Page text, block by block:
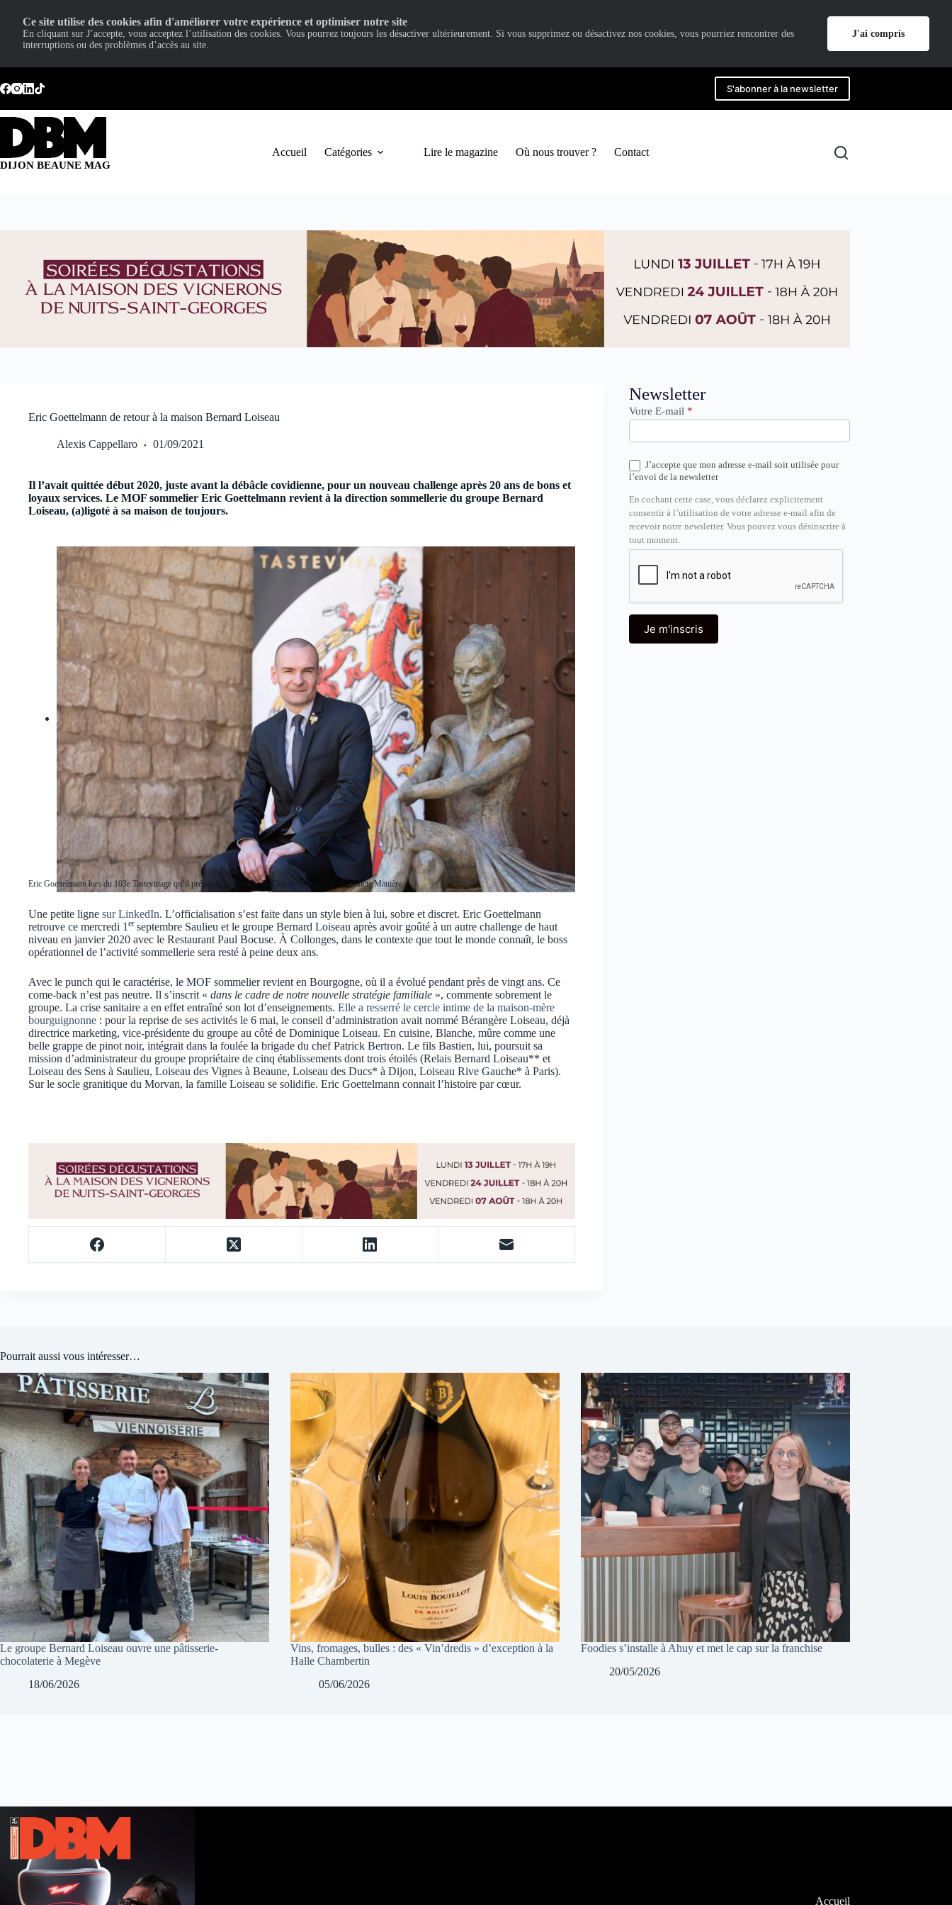
au
contenu
S'abonner à la newsletter
DIJON BEAUNE MAG
Accueil Catégories Lire le magazine Où nous trouver ? Contact
Eric Goettelmann de retour à la maison Bernard Loiseau
Alexis Cappellaro 01/09/2021
Il l’avait quittée début 2020, juste avant la débâcle covidienne, pour un nouveau challenge après 20 ans de bons et
loyaux services. Le MOF sommelier Eric Goettelmann revient à la direction sommellerie du groupe Bernard
Loiseau, (a)ligoté à sa maison de toujours.
Eric Goettelmann lors du 103e Tastevinage qu’il présidait, au château du Clos de Vougeot. © Bénédicte Manière
Une petite ligne sur LinkedIn. L’officialisation s’est faite dans un style bien à lui, sobre et discret. Eric Goettelmann
retrouve ce mercredi 1 er septembre Saulieu et le groupe Bernard Loiseau après avoir goûté à un autre challenge de haut
niveau en janvier 2020 avec le Restaurant Paul Bocuse. À Collonges, dans le contexte que tout le monde connaît, le boss
opérationnel de l’activité sommellerie sera resté à peine deux ans.
Avec le punch qui le caractérise, le MOF sommelier revient en Bourgogne, où il a évolué pendant près de vingt ans. Ce
come-back n’est pas neutre. Il s’inscrit « dans le cadre de notre nouvelle stratégie familiale », commente sobrement le
groupe. La crise sanitaire a en effet entraîné son lot d’enseignements. Elle a resserré le cercle intime de la maison-mère
bourguignonne : pour la reprise de ses activités le 6 mai, le conseil d’administration avait nommé Bérangère Loiseau, déjà
directrice marketing, vice-présidente du groupe au côté de Dominique Loiseau. En cuisine, Blanche, mûre comme une
belle grappe de pinot noir, intégrait dans la foulée la brigade du chef Patrick Bertron. Le fils Bastien, lui, poursuit sa
mission d’administrateur du groupe propriétaire de cinq établissements dont trois étoilés (Relais Bernard Loiseau** et
Loiseau des Sens à Saulieu, Loiseau des Vignes à Beaune, Loiseau des Ducs* à Dijon, Loiseau Rive Gauche* à Paris).
Sur le socle granitique du Morvan, la famille Loiseau se solidifie. Eric Goettelmann connait l’histoire par cœur.
Newsletter
Newsletter
Votre E-mail *
J’accepte que mon adresse e-mail soit utilisée pour
l’envoi de la newsletter
En cochant cette case, vous déclarez explicitement
consentir à l’utilisation de votre adresse e-mail afin de
recevoir notre newsletter. Vous pouvez vous désinscrire à
tout moment.
Je m'inscris
Pourrait aussi vous intéresser…
Le groupe Bernard Loiseau ouvre une pâtisserie-
chocolaterie à Megève
18/06/2026
Vins, fromages, bulles : des « Vin’dredis » d’exception à la
Halle Chambertin
05/06/2026
Foodies s’installe à Ahuy et met le cap sur la franchise
20/05/2026
Accueil
Ce site utilise des cookies afin d'améliorer votre expérience et optimiser notre site
En cliquant sur J’accepte, vous acceptez l’utilisation des cookies. Vous pourrez toujours les désactiver ultérieurement. Si vous supprimez ou désactivez nos cookies, vous pourriez rencontrer des
interruptions ou des problèmes d’accès au site.
J'ai compris